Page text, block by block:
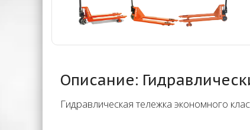
Описание:
Гидравлическая тележка экономного